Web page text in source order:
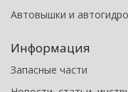
Автовышки и
Информация
Запасные части